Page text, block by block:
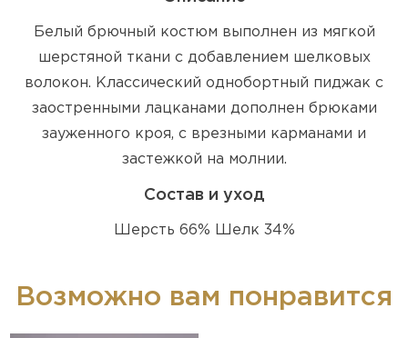
Белый брючный костюм выполнен из мягкой
шерстяной ткани с добавлением шелковых
волокон. Классический однобортный пиджак с
заостренными лацканами дополнен брюками
зауженного кроя, с врезными карманами и
застежкой на молнии.
Состав и уход
Шерсть 66% Шелк 34%
Возможно вам понравится